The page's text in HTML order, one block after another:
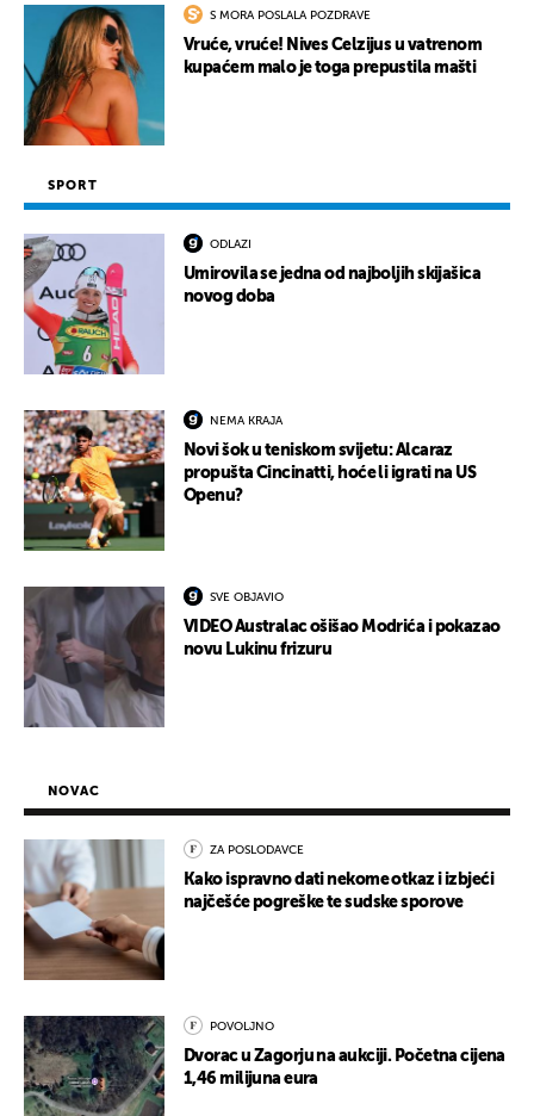
S MORA POSLALA POZDRAVE
Vruće, vruće! Nives Celzijus u vatrenom
kupaćem malo je toga prepustila mašti
SPORT
ODLAZI
Umirovila se jedna od najboljih skijašica
novog doba
NEMA KRAJA
Novi šok u teniskom svijetu: Alcaraz
propušta Cincinatti, hoće li igrati na US
Openu?
SVE OBJAVIO
VIDEO Australac ošišao Modrića i pokazao
novu Lukinu frizuru
NOVAC
ZA POSLODAVCE
Kako ispravno dati nekome otkaz i izbjeći
najčešće pogreške te sudske sporove
POVOLJNO
Dvorac u Zagorju na aukciji. Početna cijena
1,46 milijuna eura